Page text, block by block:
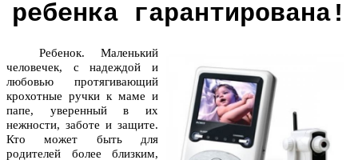
ребенка гарантирована!
Ребенок. Маленький
человечек, с надеждой и
любовью протягивающий
крохотные ручки к маме и
папе, уверенный в их
нежности, заботе и защите.
Кто может быть для
родителей более близким,